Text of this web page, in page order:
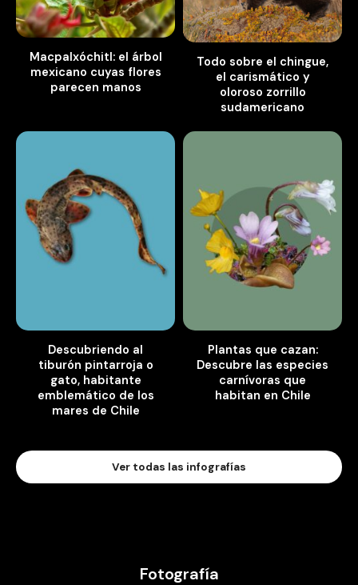
Macpalxóchitl: el árbol
mexicano cuyas flores
parecen manos
Todo sobre el chingue,
el carismático y
oloroso zorrillo
sudamericano
Descubriendo al
tiburón pintarroja o
gato, habitante
emblemático de los
mares de Chile
Plantas que cazan:
Descubre las especies
carnívoras que
habitan en Chile
Ver todas las infografías
Fotografía